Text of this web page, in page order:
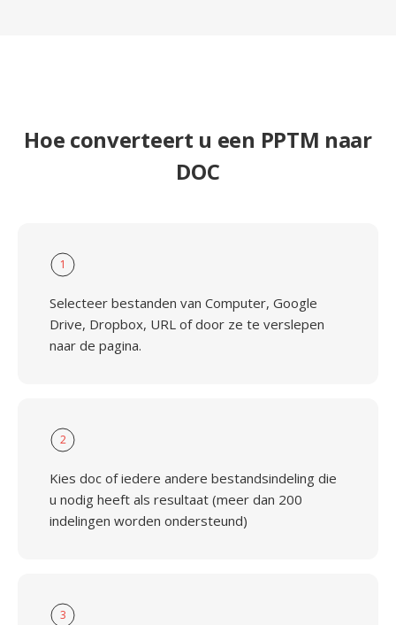
Hoe converteert u een PPTM naar
DOC
1
Selecteer bestanden van Computer, Google
Drive, Dropbox, URL of door ze te verslepen
naar de pagina.
2
Kies doc of iedere andere bestandsindeling die
u nodig heeft als resultaat (meer dan 200
indelingen worden ondersteund)
3